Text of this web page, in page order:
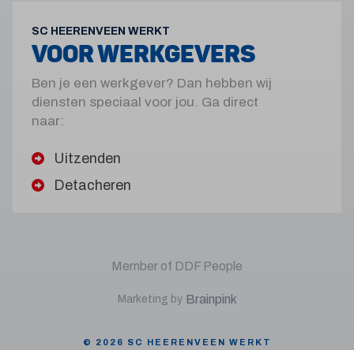
SC HEERENVEEN WERKT
VOOR WERKGEVERS
Ben je een werkgever? Dan hebben wij
diensten speciaal voor jou. Ga direct
naar:
Uitzenden
Detacheren
Member of DDF People
Marketing by Brainpink
© 2026 SC HEERENVEEN WERKT